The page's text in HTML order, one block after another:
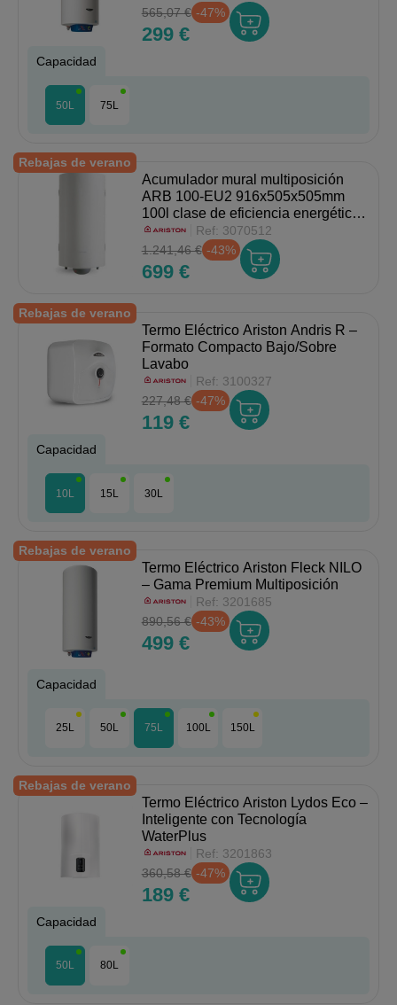
565,07 € -47%
299 €
Capacidad
50L 75L
Rebajas de verano
Acumulador mural multiposición
ARB 100-EU2 916x505x505mm
100l clase de eficiencia energética
C
Ref: 3070512
1.241,46 € -43%
699 €
Rebajas de verano
Termo Eléctrico Ariston Andris R –
Formato Compacto Bajo/Sobre
Lavabo
Ref: 3100327
227,48 € -47%
119 €
Capacidad
10L 15L 30L
Rebajas de verano
Termo Eléctrico Ariston Fleck NILO
– Gama Premium Multiposición
Ref: 3201685
890,56 € -43%
499 €
Capacidad
25L 50L 75L 100L 150L
Rebajas de verano
Termo Eléctrico Ariston Lydos Eco –
Inteligente con Tecnología
WaterPlus
Ref: 3201863
360,58 € -47%
189 €
Capacidad
50L 80L